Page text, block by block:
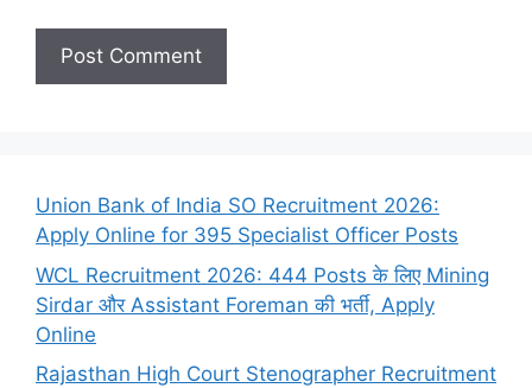
Union Bank of India SO Recruitment 2026:
Apply Online for 395 Specialist Officer Posts
WCL Recruitment 2026: 444 Posts के लिए Mining
Sirdar और Assistant Foreman की भर्ती, Apply
Online
Rajasthan High Court Stenographer Recruitment